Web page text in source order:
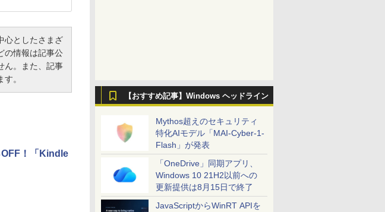
【おすすめ記事】Windows ヘッドライン
Mythos超えのセキュリティ
特化AIモデル「MAI-Cyber-1-
Flash」が発表
「OneDrive」同期アプリ、
Windows 10 21H2以前への
更新提供は8月15日で終了
JavaScriptからWinRT APIを
心としたさまざ
の情報は記事公
ん。また、記事
。
！「Kindle